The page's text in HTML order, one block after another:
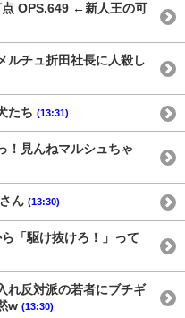
OPS.649 ←新人王の可
ルチュ折田社長に人殺し
たち (13:31)
！見んねマルシュちゃ
ん (13:30)
「駆け抜けろ！」って
れ反対派の若者にブチギ
w (13:30)